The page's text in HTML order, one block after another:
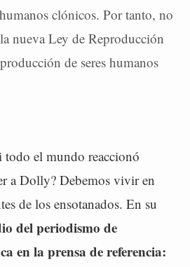
clónicos. Por tanto, no
nueva Ley de Reproducción
de seres humanos
todo el mundo reaccionó
a Dolly? Debemos vivir en
de los ensotanados. En su
del periodismo de
en la prensa de referencia: